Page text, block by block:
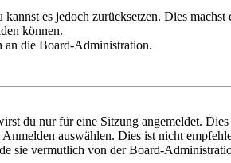
es jedoch zurücksetzen. Dies
können.
an die Board-Administration.
du nur für eine Sitzung angemeldet.
auswählen. Dies ist nicht
sie vermutlich von der Board-